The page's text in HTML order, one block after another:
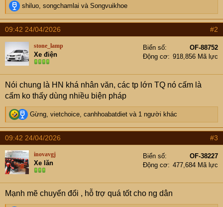
R
e
a
c
t
i
o
n
s
:
shiluo, songchamlai và Songvuikhoe
09:42 24/04/2026 #2
stone_lamp
Xe điện
Biển số
OF-88752
Động cơ
918,856 Mã lực
Nói chung là HN khá nhân văn, các tp lớn TQ nó cấm là
cấm ko thấy dùng nhiều biện pháp
R
e
a
c
s
:
Gừng, vietchoice, canhhoabatdiet và 1 người khác
09:42 24/04/2026 #3
inovavgj
Xe lăn
Biển số
OF-38227
Động cơ
477,684 Mã lực
Mạnh mẽ chuyển đổi , hỗ trợ quá tốt cho ng dân